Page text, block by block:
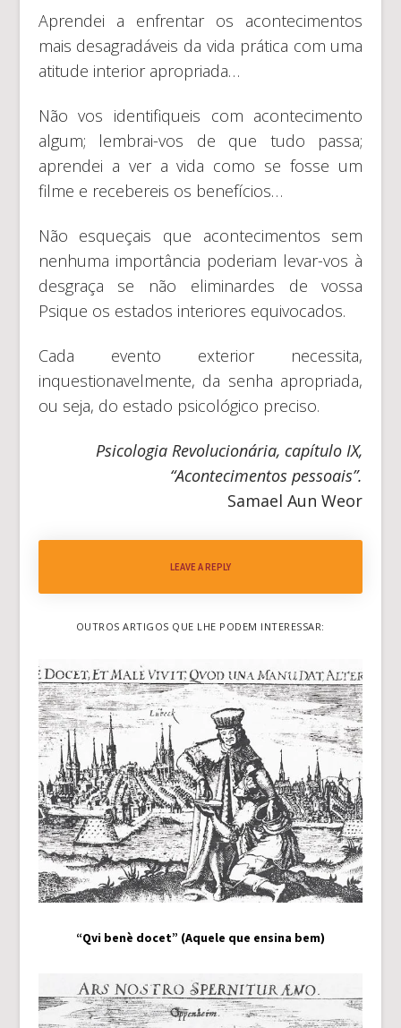
Aprendei a enfrentar os acontecimentos
mais desagradáveis da vida prática com uma
atitude interior apropriada…
Não vos identifiqueis com acontecimento
algum; lembrai-vos de que tudo passa;
aprendei a ver a vida como se fosse um
filme e recebereis os benefícios…
Não esqueçais que acontecimentos sem
nenhuma importância poderiam levar-vos à
desgraça se não eliminardes de vossa
Psique os estados interiores equivocados.
Cada evento exterior necessita,
inquestionavelmente, da senha apropriada,
ou seja, do estado psicológico preciso.
Psicologia Revolucionária, capítulo IX,
“Acontecimentos pessoais”.
Samael Aun Weor
LEAVE A REPLY
OUTROS ARTIGOS QUE LHE PODEM INTERESSAR:
“Qvi benè docet” (Aquele que ensina bem)